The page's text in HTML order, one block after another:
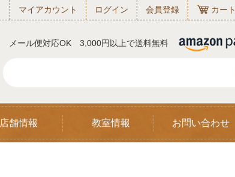
マイアカウント ログイン 会員登録 カート
メール便対応OK 3,000円以上で送料無料
店舗情報 教室情報 お問い合わせ